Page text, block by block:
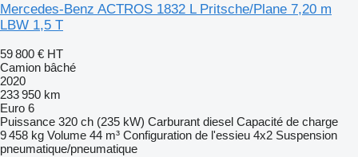
Mercedes-Benz ACTROS 1832 L Pritsche/Plane 7,20 m
LBW 1,5 T
59 800 € HT
Camion bâché
2020
233 950 km
Euro 6
Puissance 320 ch (235 kW) Carburant diesel Capacité de charge
9 458 kg Volume 44 m³ Configuration de l'essieu 4x2 Suspension
pneumatique/pneumatique